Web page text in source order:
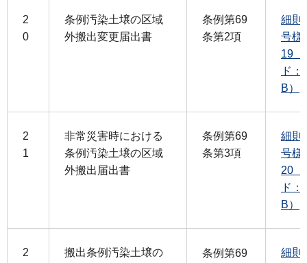
2
0
条例汚染土壌の区域
外搬出変更届出書
条例第69
条第2項
細則
号様
19（
ド：
B）
2
1
非常災害時における
条例汚染土壌の区域
外搬出届出書
条例第69
条第3項
細則
号様
20（
ド：
B）
2
搬出条例汚染土壌の
条例第69
細則